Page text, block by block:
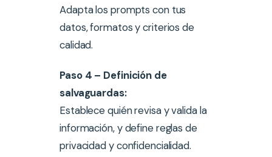
Adapta los prompts con tus
datos, formatos y criterios de
calidad.
Paso 4 – Definición de
salvaguardas:
Establece quién revisa y valida la
información, y define reglas de
privacidad y confidencialidad.